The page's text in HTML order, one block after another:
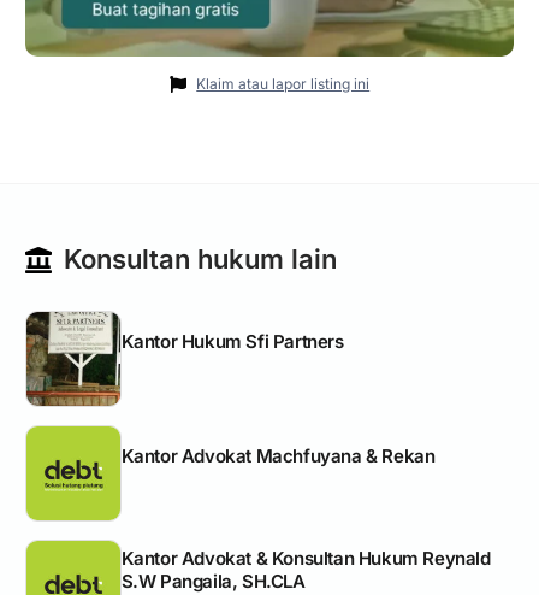
Klaim atau lapor listing ini
Konsultan hukum lain
Kantor Hukum Sfi Partners
Kantor Advokat Machfuyana & Rekan
Kantor Advokat & Konsultan Hukum Reynald
S.W Pangaila, SH.CLA